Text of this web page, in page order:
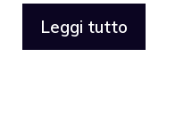
Leggi tutto